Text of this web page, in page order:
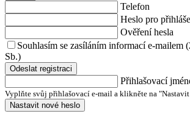
Telefon
Heslo pro
Ověření hesla
Souhlasím se zasíláním informací e-mailem
Sb.)
Odeslat registraci
Přihlašovací
Vyplňte svůj přihlašovací e-mail a klikněte na "Nastavit
Nastavit nové heslo